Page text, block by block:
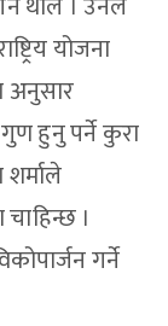
योजना
अनुसार
हुनु पर्ने कुरा
।
गर्ने